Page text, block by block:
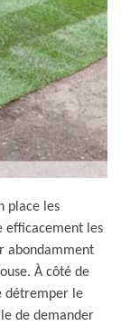
place les
efficacement les
abondamment
À côté de
détremper le
de demander